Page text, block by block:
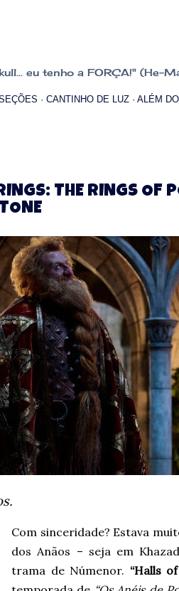
eu tenho a FORÇA!" (He-
CANTINHO DE LUZ ALÉM
THE RINGS OF
Com sinceridade? Estava
dos Anãos – seja em
trama de Númenor. “Halls